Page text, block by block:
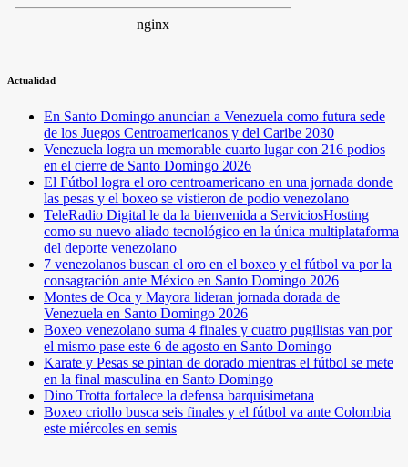
Actualidad
En Santo Domingo anuncian a Venezuela como futura sede
de los Juegos Centroamericanos y del Caribe 2030
Venezuela logra un memorable cuarto lugar con 216 podios
en el cierre de Santo Domingo 2026
El Fútbol logra el oro centroamericano en una jornada donde
las pesas y el boxeo se vistieron de podio venezolano
TeleRadio Digital le da la bienvenida a ServiciosHosting
como su nuevo aliado tecnológico en la única multiplataforma
del deporte venezolano
7 venezolanos buscan el oro en el boxeo y el fútbol va por la
consagración ante México en Santo Domingo 2026
Montes de Oca y Mayora lideran jornada dorada de
Venezuela en Santo Domingo 2026
Boxeo venezolano suma 4 finales y cuatro pugilistas van por
el mismo pase este 6 de agosto en Santo Domingo
Karate y Pesas se pintan de dorado mientras el fútbol se mete
en la final masculina en Santo Domingo
Dino Trotta fortalece la defensa barquisimetana
Boxeo criollo busca seis finales y el fútbol va ante Colombia
este miércoles en semis